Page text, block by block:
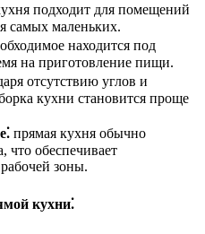
подходит для помещений
самых маленьких.
находится под
на приготовление пищи.
отсутствию углов и
кухни становится проще
прямая кухня обычно
что обеспечивает
зоны.
кухни⁚